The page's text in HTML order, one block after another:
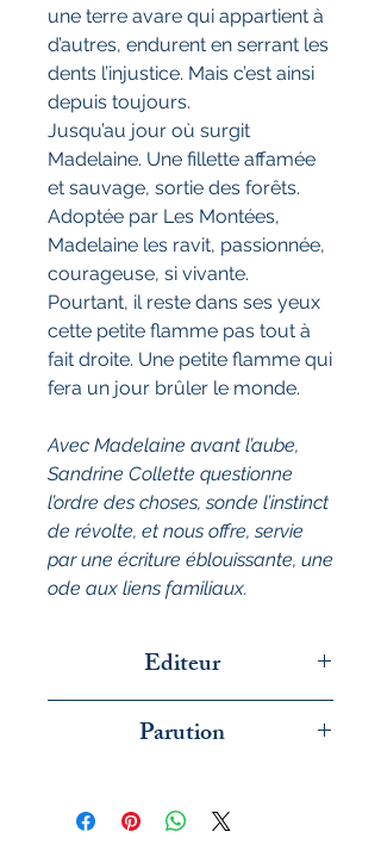
une terre avare qui appartient à
d’autres, endurent en serrant les
dents l’injustice. Mais c’est ainsi
depuis toujours.
Jusqu’au jour où surgit
Madelaine. Une fillette affamée
et sauvage, sortie des forêts.
Adoptée par Les Montées,
Madelaine les ravit, passionnée,
courageuse, si vivante.
Pourtant, il reste dans ses yeux
cette petite flamme pas tout à
fait droite. Une petite flamme qui
fera un jour brûler le monde.
Avec Madelaine avant l’aube,
Sandrine Collette questionne
l’ordre des choses, sonde l’instinct
de révolte, et nous offre, servie
par une écriture éblouissante, une
ode aux liens familiaux.
Editeur
Parution